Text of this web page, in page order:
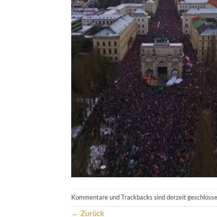
Kommentare und Trackbacks sind derzeit
← Zurück